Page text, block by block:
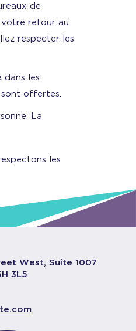
de
votre retour au
respecter les
dans les
sont offertes.
La
les
West, Suite 1007
3L5